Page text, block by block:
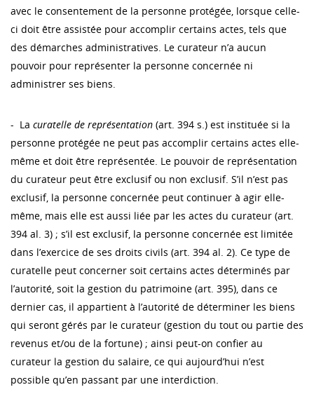
avec le consentement de la personne protégée, lorsque celle-
ci doit être assistée pour accomplir certains actes, tels que
des démarches administratives. Le curateur n’a aucun
pouvoir pour représenter la personne concernée ni
administrer ses biens.
- La curatelle de représentation (art. 394 s.) est instituée si la
personne protégée ne peut pas accomplir certains actes elle-
même et doit être représentée. Le pouvoir de représentation
du curateur peut être exclusif ou non exclusif. S’il n’est pas
exclusif, la personne concernée peut continuer à agir elle-
même, mais elle est aussi liée par les actes du curateur (art.
394 al. 3) ; s’il est exclusif, la personne concernée est limitée
dans l’exercice de ses droits civils (art. 394 al. 2). Ce type de
curatelle peut concerner soit certains actes déterminés par
l’autorité, soit la gestion du patrimoine (art. 395), dans ce
dernier cas, il appartient à l’autorité de déterminer les biens
qui seront gérés par le curateur (gestion du tout ou partie des
revenus et/ou de la fortune) ; ainsi peut-on confier au
curateur la gestion du salaire, ce qui aujourd’hui n’est
possible qu’en passant par une interdiction.